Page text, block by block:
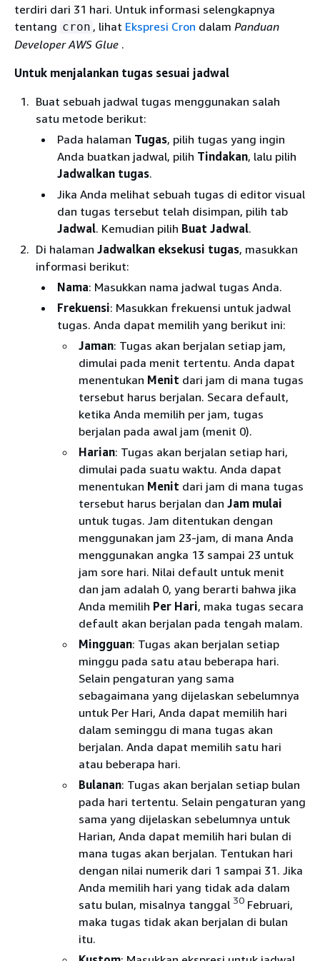
terdiri dari 31 hari. Untuk informasi selengkapnya
tentang cron , lihat Ekspresi Cron dalam Panduan
Developer AWS Glue .
Untuk menjalankan tugas sesuai jadwal
Buat sebuah jadwal tugas menggunakan salah
satu metode berikut:
Pada halaman Tugas, pilih tugas yang ingin
Anda buatkan jadwal, pilih Tindakan, lalu pilih
Jadwalkan tugas.
Jika Anda melihat sebuah tugas di editor visual
dan tugas tersebut telah disimpan, pilih tab
Jadwal. Kemudian pilih Buat Jadwal.
Di halaman Jadwalkan eksekusi tugas, masukkan
informasi berikut:
Nama: Masukkan nama jadwal tugas Anda.
Frekuensi: Masukkan frekuensi untuk jadwal
tugas. Anda dapat memilih yang berikut ini:
Jaman: Tugas akan berjalan setiap jam,
dimulai pada menit tertentu. Anda dapat
menentukan Menit dari jam di mana tugas
tersebut harus berjalan. Secara default,
ketika Anda memilih per jam, tugas
berjalan pada awal jam (menit 0).
Harian: Tugas akan berjalan setiap hari,
dimulai pada suatu waktu. Anda dapat
menentukan Menit dari jam di mana tugas
tersebut harus berjalan dan Jam mulai
untuk tugas. Jam ditentukan dengan
menggunakan jam 23-jam, di mana Anda
menggunakan angka 13 sampai 23 untuk
jam sore hari. Nilai default untuk menit
dan jam adalah 0, yang berarti bahwa jika
Anda memilih Per Hari, maka tugas secara
default akan berjalan pada tengah malam.
Mingguan: Tugas akan berjalan setiap
minggu pada satu atau beberapa hari.
Selain pengaturan yang sama
sebagaimana yang dijelaskan sebelumnya
untuk Per Hari, Anda dapat memilih hari
dalam seminggu di mana tugas akan
berjalan. Anda dapat memilih satu hari
atau beberapa hari.
Bulanan: Tugas akan berjalan setiap bulan
pada hari tertentu. Selain pengaturan yang
sama yang dijelaskan sebelumnya untuk
Harian, Anda dapat memilih hari bulan di
mana tugas akan berjalan. Tentukan hari
dengan nilai numerik dari 1 sampai 31. Jika
Anda memilih hari yang tidak ada dalam
satu bulan, misalnya tanggal 30 Februari,
maka tugas tidak akan berjalan di bulan
itu.